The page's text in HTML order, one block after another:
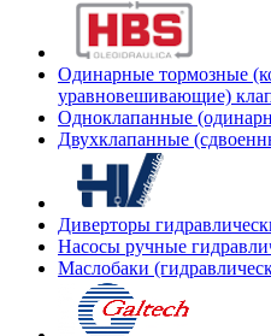
Одинарные тормозные
уравновешивающие)
Одноклапанные
Двухклапанные
Диверторы
Насосы ручные
Маслобаки